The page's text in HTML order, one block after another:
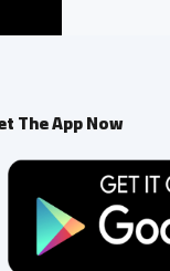
The App Now